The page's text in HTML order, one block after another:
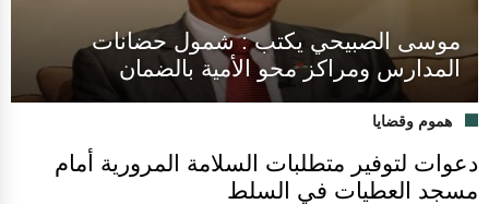
موسى الصبيحي يكتب : شمول حضانات
المدارس ومراكز محو الأمية بالضمان
هموم وقضايا
دعوات لتوفير متطلبات السلامة المرورية أمام
مسجد العطيات في السلط